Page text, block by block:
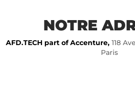
NOTRE
AFD.TECH part of Accenture,118
Paris